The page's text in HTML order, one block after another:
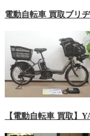
電動自転車 買取ブリ
【電動自転車 買取】